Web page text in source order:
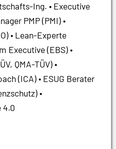
Ing. • Executive
PMP (PMI) •
• Lean-Experte
Executive (EBS) •
QMA-TÜV) •
(ICA) • ESUG Berater
•
4.0